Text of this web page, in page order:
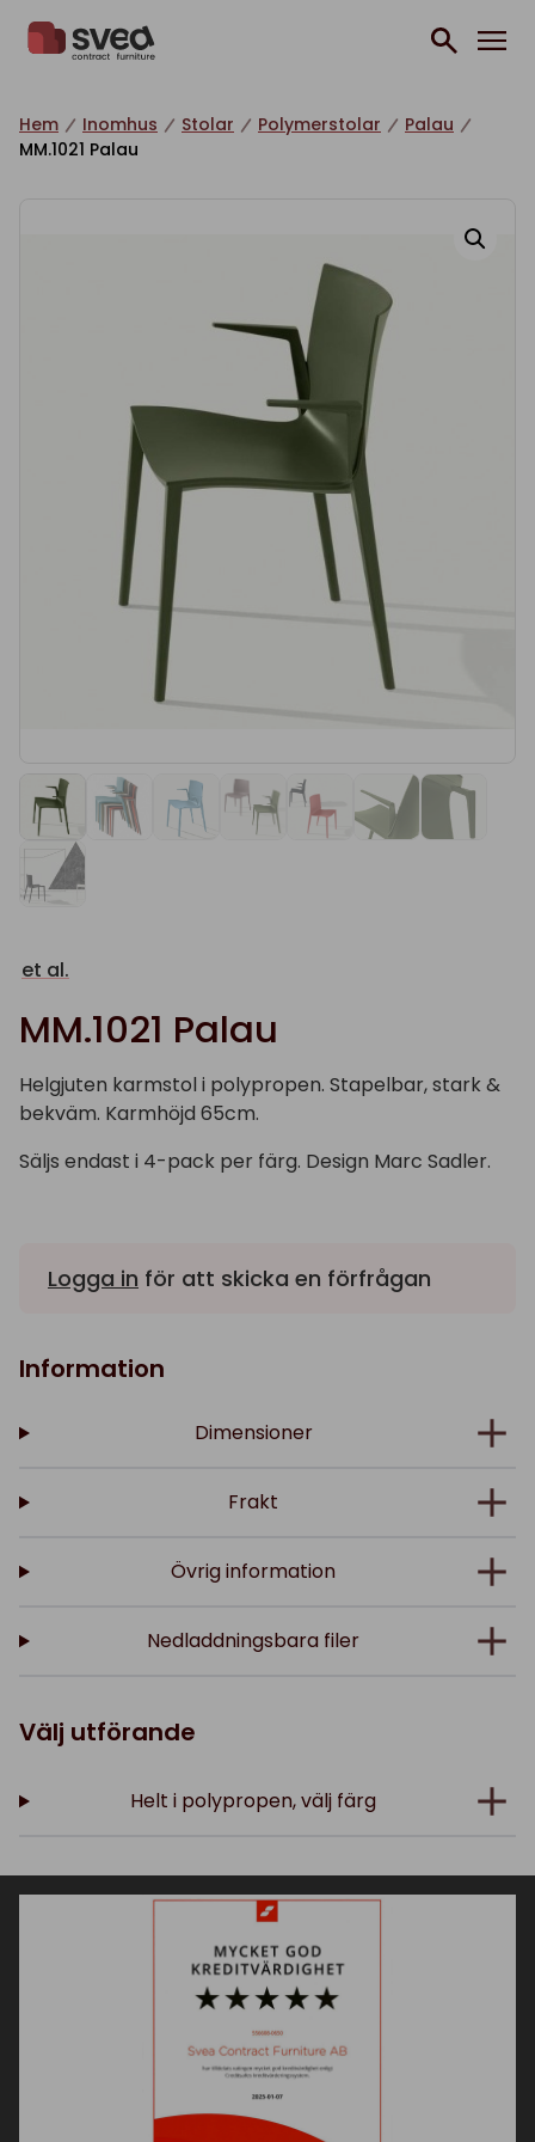
Hem Inomhus Stolar Polymerstolar
Palau
MM.1021 Palau
et al.
MM.1021 Palau
Helgjuten karmstol i polypropen. Stapelbar, stark &
bekväm. Karmhöjd 65cm.
Säljs endast i 4-pack per färg. Design Marc Sadler.
Logga in för att skicka en förfrågan
Information
Dimensioner
Frakt
Övrig information
Nedladdningsbara filer
Välj utförande
Helt i polypropen, välj färg